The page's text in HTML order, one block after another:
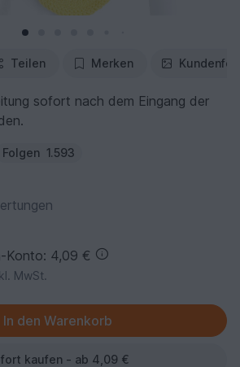
Teilen Merken
sofort nach dem Eingang der
Folgen 1.593
Konto: 4,09 €
MwSt.
kaufen - ab 4,09 €